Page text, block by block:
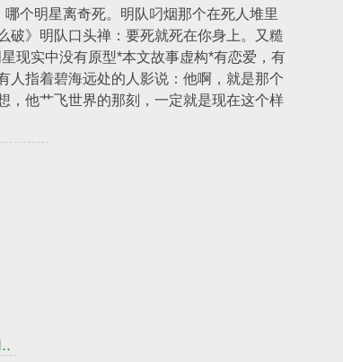
个明星离奇死。明队叼烟那个在死人堆里
破》明队口头禅：要死就死在你身上。又糙
现实中没有原型*本文故事虚构*有恋爱，有
指着碧海远处的人影说：他啊，就是那个
，他艹飞世界的那刻，一定就是现在这个样